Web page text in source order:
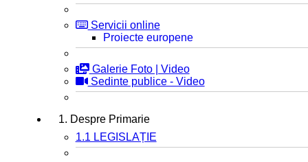
Servicii online
Proiecte europene
Galerie Foto | Video
Sedinte publice - Video
1. Despre Primarie
1.1 LEGISLAȚIE